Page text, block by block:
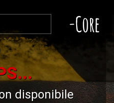
-Core
disponibile